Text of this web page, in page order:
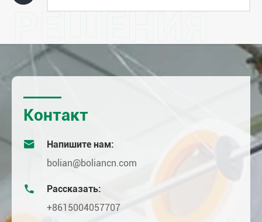
Контакт

Напишите нам:
bolian@boliancn.com

Рассказать:
+8615004057707